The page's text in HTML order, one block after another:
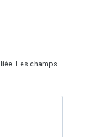
Les champs